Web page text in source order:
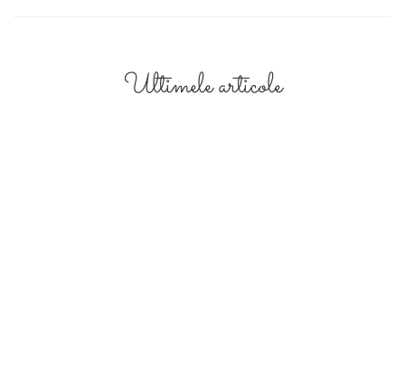
Ultimele articole